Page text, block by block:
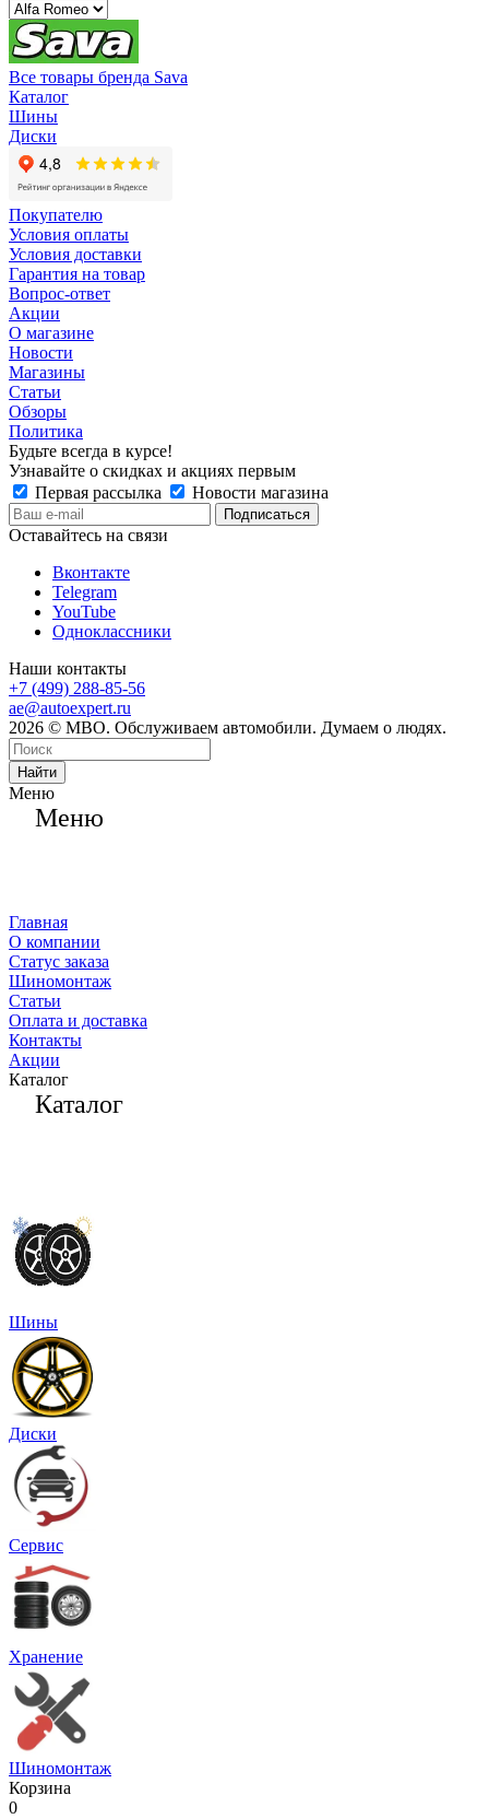
Все товары бренда Sava
Каталог
Шины
Диски
Покупателю
Условия оплаты
Условия доставки
Гарантия на товар
Вопрос-ответ
Акции
О магазине
Новости
Магазины
Статьи
Обзоры
Политика
Будьте всегда в курсе!
Узнавайте о скидках и акциях первым
Первая рассылка
Новости магазина
Оставайтесь на связи
Вконтакте
Telegram
YouTube
Одноклассники
Наши контакты
+7 (499) 288-85-56
ae@autoexpert.ru
2026 © МВО. Обслуживаем автомобили. Думаем о людях.
Найти
Меню
Меню
Главная
О компании
Статус заказа
Шиномонтаж
Статьи
Оплата и доставка
Контакты
Акции
Каталог
Каталог
Шины
Диски
Сервис
Хранение
Шиномонтаж
Корзина
0